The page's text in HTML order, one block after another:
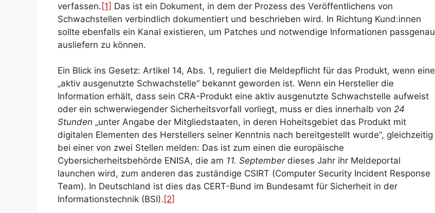
verfassen. [1] Das ist ein Dokument, in dem der Prozess des Veröffentlichens von
Schwachstellen verbindlich dokumentiert und beschrieben wird. In Richtung Kund:innen
sollte ebenfalls ein Kanal existieren, um Patches und notwendige Informationen passgenau
ausliefern zu können.
Ein Blick ins Gesetz: Artikel 14, Abs. 1, reguliert die Meldepflicht für das Produkt, wenn eine
„aktiv ausgenutzte Schwachstelle“ bekannt geworden ist. Wenn ein Hersteller die
Information erhält, dass sein CRA-Produkt eine aktiv ausgenutzte Schwachstelle aufweist
oder ein schwerwiegender Sicherheitsvorfall vorliegt, muss er dies innerhalb von 24
Stunden „unter Angabe der Mitgliedstaaten, in deren Hoheitsgebiet das Produkt mit
digitalen Elementen des Herstellers seiner Kenntnis nach bereitgestellt wurde“, gleichzeitig
bei einer von zwei Stellen melden: Das ist zum einen die europäische
Cybersicherheitsbehörde ENISA, die am 11. Septemberdieses Jahr ihr Meldeportal
launchen wird, zum anderen das zuständige CSIRT (Computer Security Incident Response
Team). In Deutschland ist dies das CERT-Bund im Bundesamt für Sicherheit in der
Informationstechnik (BSI). [2]